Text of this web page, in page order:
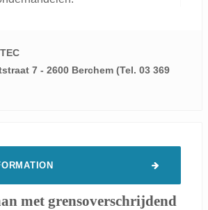
7 - 2600 Berchem (Tel. 03 369
met grensoverschrijdend